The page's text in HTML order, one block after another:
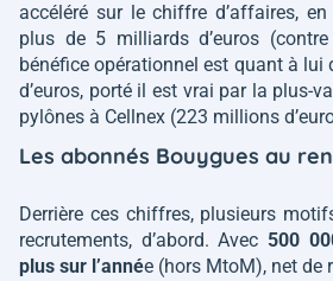
accéléré sur le chiffre d’affaires,
plus de 5 milliards d’euros
bénéfice opérationnel est quant à
d’euros, porté il est vrai par la plus-
pylônes à Cellnex (223 millions
Les abonnés Bouygues au
Derrière ces chiffres, plusieurs
recrutements, d’abord. Avec 500
plus sur l’année (hors MtoM), net de